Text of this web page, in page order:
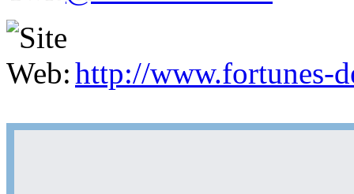
http://www.fortunes-